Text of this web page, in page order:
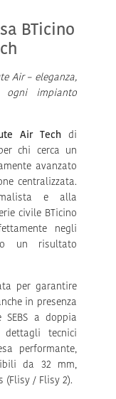
BTicino
Air – eleganza,
ogni impianto
Air Tech di
chi cerca un
avanzato
centralizzata.
e alla
civile BTicino
negli
un risultato
per garantire
in presenza
a doppia
tecnici
performante,
da 32 mm,
(Flisy / Flisy 2).